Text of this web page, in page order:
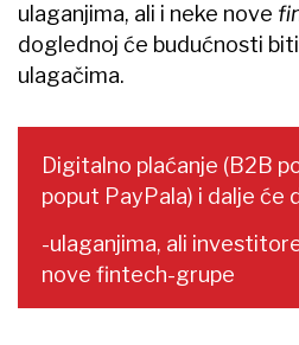
ulaganjima, ali i neke nove
doglednoj će budućnosti
ulagačima.
Digitalno plaćanje (B2B
poput PayPala) i dalje će
-ulaganjima, ali
nove fintech-grupe